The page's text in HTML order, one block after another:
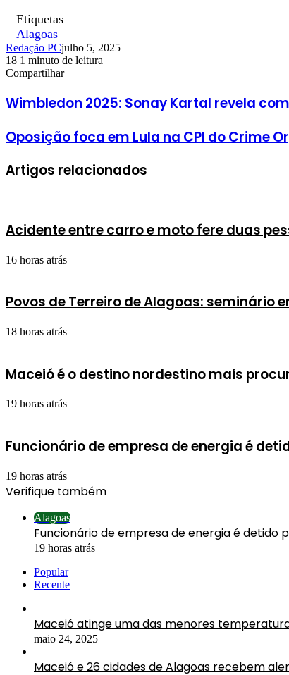
Etiquetas
Alagoas
Redação PCjulho 5, 2025
18 1 minuto de leitura
Facebook
X
Linkedin
Pinterest
WhatsApp
Telegram
Compartilhar
Wimbledon 2025: Sonay Kartal revela
Oposição foca em Lula na CPI do Crime
Artigos relacionados
Acidente entre carro e moto fere duas
16 horas atrás
Povos de Terreiro de Alagoas: seminário
18 horas atrás
Maceió é o destino nordestino mais
19 horas atrás
Funcionário de empresa de energia é
19 horas atrás
Verifique também
Alagoas
Funcionário de empresa de energia é detido
19 horas atrás
Popular
Recente
Maceió atinge uma das menores
maio 24, 2025
Maceió e 26 cidades de Alagoas recebem